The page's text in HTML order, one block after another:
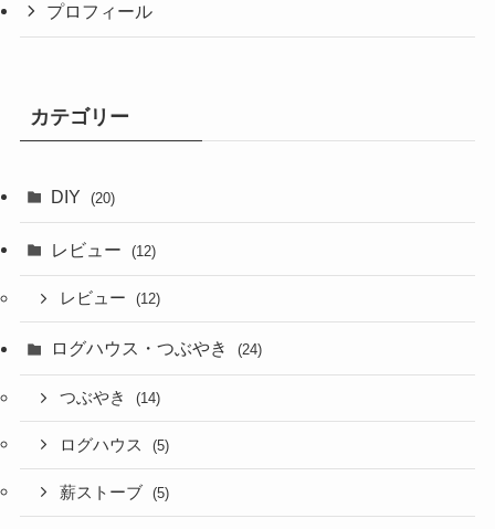
プロフィール
カテゴリー
DIY (20)
レビュー (12)
レビュー (12)
ログハウス・つぶやき (24)
つぶやき (14)
ログハウス (5)
薪ストーブ (5)